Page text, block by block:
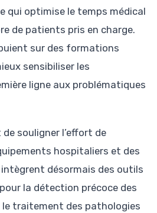
qui optimise le temps médical
de patients pris en charge.
sur des formations
sensibiliser les
ligne aux problématiques
souligner l’effort de
hospitaliers et des
désormais des outils
la détection précoce des
le traitement des pathologies